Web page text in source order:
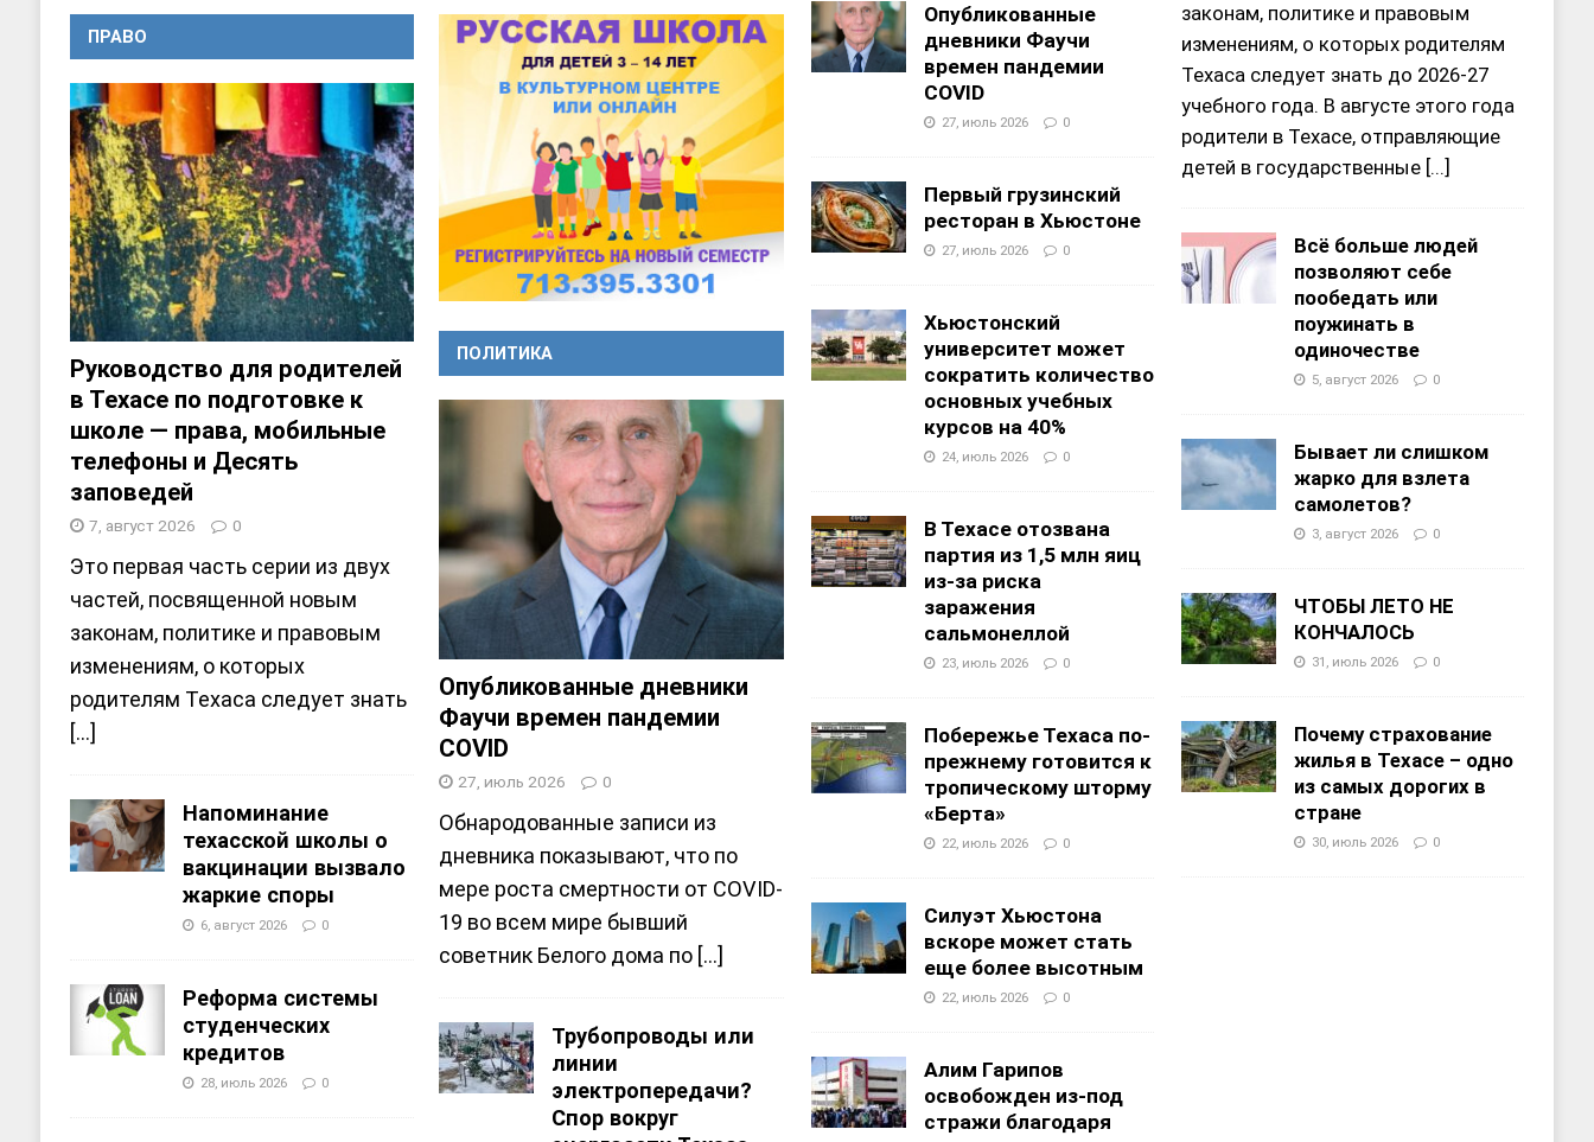
ПРАВО
Руководство для родителей
в Техасе по подготовке к
школе — права, мобильные
телефоны и Десять
заповедей
7, август 2026 0
Это первая часть серии из двух
частей, посвященной новым
законам, политике и правовым
изменениям, о которых
родителям Техаса следует знать
[...]
Напоминание
техасской школы о
вакцинации вызвало
жаркие споры
6, август 2026 0
Реформа системы
студенческих
кредитов
28, июль 2026 0
ПОЛИТИКА
Опубликованные дневники
Фаучи времен пандемии
COVID
27, июль 2026 0
Обнародованные записи из
дневника показывают, что по
мере роста смертности от COVID-
19 во всем мире бывший
советник Белого дома по [...]
Трубопроводы или
линии
электропередачи?
Спор вокруг
Опубликованные
дневники Фаучи
времен пандемии
COVID
27, июль 2026 0
Первый грузинский
ресторан в Хьюстоне
27, июль 2026 0
Хьюстонский
университет может
сократить количество
основных учебных
курсов на 40%
24, июль 2026 0
В Техасе отозвана
партия из 1,5 млн яиц
из-за риска
заражения
сальмонеллой
23, июль 2026 0
Побережье Техаса по-
прежнему готовится к
тропическому шторму
«Берта»
22, июль 2026 0
Силуэт Хьюстона
вскоре может стать
еще более высотным
22, июль 2026 0
Алим Гарипов
освобожден из-под
стражи благодаря
законам, политике и правовым
изменениям, о которых родителям
Техаса следует знать до 2026-27
учебного года. В августе этого года
родители в Техасе, отправляющие
детей в государственные [...]
Всё больше людей
позволяют себе
пообедать или
поужинать в
одиночестве
5, август 2026 0
Бывает ли слишком
жарко для взлета
самолетов?
3, август 2026 0
ЧТОБЫ ЛЕТО НЕ
КОНЧАЛОСЬ
31, июль 2026 0
Почему страхование
жилья в Техасе – одно
из самых дорогих в
стране
30, июль 2026 0